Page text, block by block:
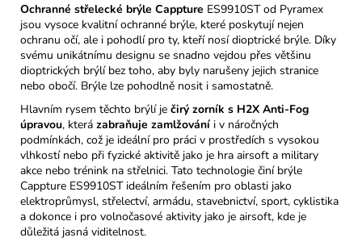
Ochranné střelecké brýle Cappture ES9910ST od Pyramex
jsou vysoce kvalitní ochranné brýle, které poskytují nejen
ochranu očí, ale i pohodlí pro ty, kteří nosí dioptrické brýle. Díky
svému unikátnímu designu se snadno vejdou přes většinu
dioptrických brýlí bez toho, aby byly narušeny jejich stranice
nebo obočí. Brýle lze pohodlně nosit i samostatně.
Hlavním rysem těchto brýlí je čirý zorník s H2X Anti-Fog
úpravou, která zabraňuje zamlžování i v náročných
podmínkách, což je ideální pro práci v prostředích s vysokou
vlhkostí nebo při fyzické aktivitě jako je hra airsoft a military
akce nebo trénink na střelnici. Tato technologie činí brýle
Cappture ES9910ST ideálním řešením pro oblasti jako
elektroprůmysl, střelectví, armádu, stavebnictví, sport, cyklistika
a dokonce i pro volnočasové aktivity jako je airsoft, kde je
důležitá jasná viditelnost.